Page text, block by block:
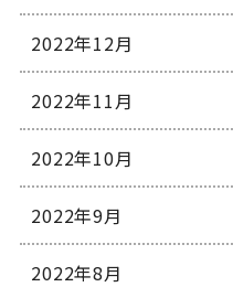
2022年12月
2022年11月
2022年10月
2022年9月
2022年8月